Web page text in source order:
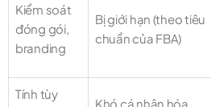
Kiểm soát
đóng gói,
branding
Bị giới hạn (theo tiêu
chuẩn của FBA)
Tính tùy
Khó cá nhân hóa